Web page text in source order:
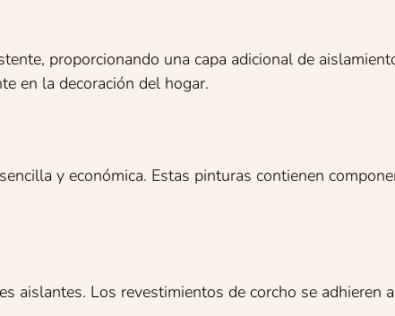
proporcionando una capa adicional de
en la decoración del hogar.
y económica. Estas pinturas contienen
aislantes. Los revestimientos de corcho se adhieren